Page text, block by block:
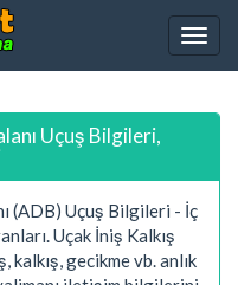
Uçuş Bilgileri,
(ADB) Uçuş Bilgileri - İç
Uçak İniş Kalkış
kalkış, gecikme vb. anlık